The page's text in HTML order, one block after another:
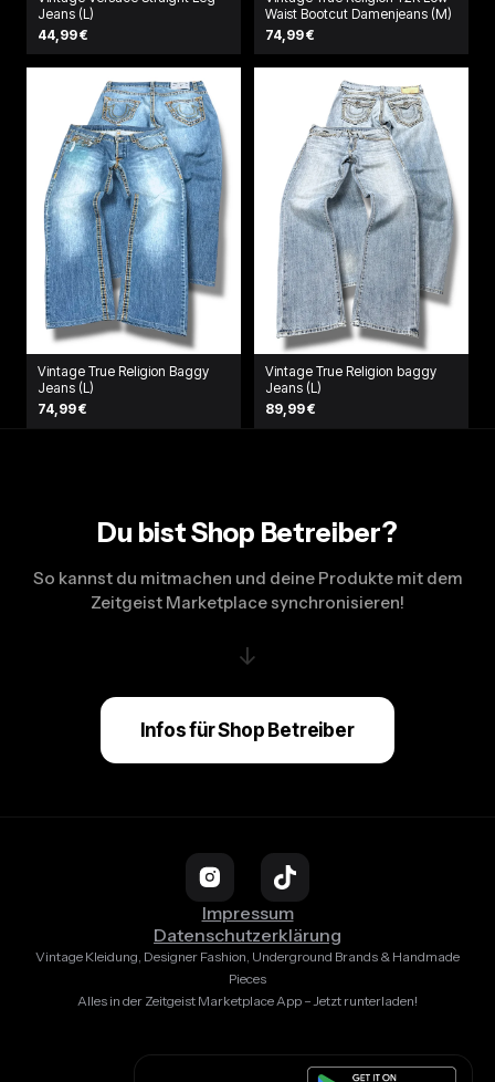
Jeans (L)
44,99 €
Waist Bootcut Damenjeans (M)
74,99 €
Vintage True Religion Baggy
Jeans (L)
74,99 €
Vintage True Religion baggy
Jeans (L)
89,99 €
Du bist Shop Betreiber?
So kannst du mitmachen und deine Produkte mit dem
Zeitgeist Marketplace synchronisieren!
↓
Infos für Shop Betreiber
Impressum
Datenschutzerklärung
Vintage Kleidung, Designer Fashion, Underground Brands & Handmade
Pieces
Alles in der Zeitgeist Marketplace App – Jetzt runterladen!